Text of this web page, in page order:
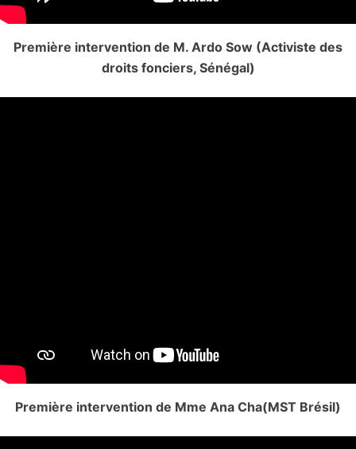
Première intervention de M. Ardo Sow (Activiste des
droits fonciers, Sénégal)
Première intervention de Mme Ana Cha(MST Brésil)